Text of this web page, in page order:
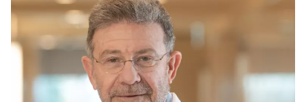
ניתוחים
רופאים